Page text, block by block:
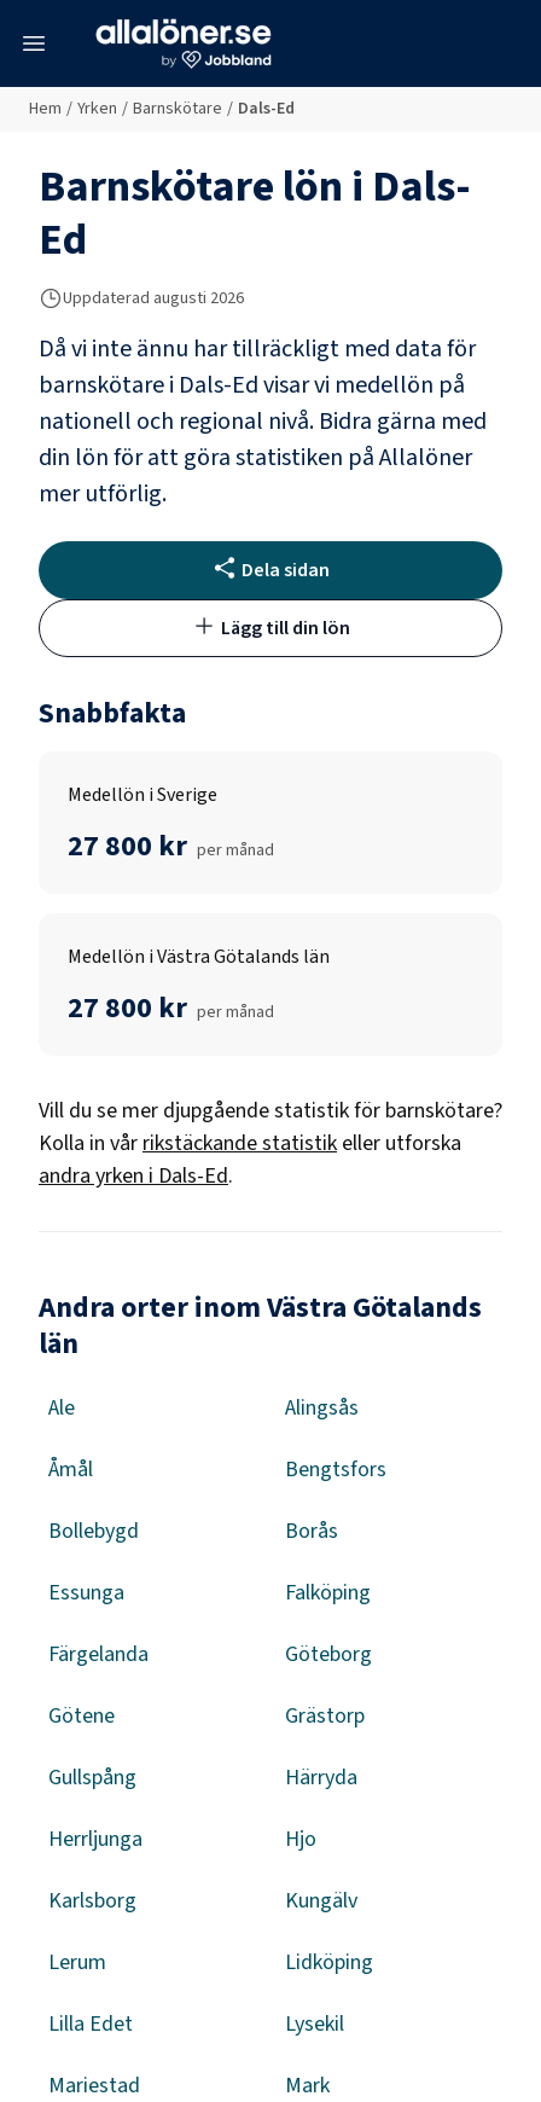
Hem / Yrken / Barnskötare / Dals-Ed
Barnskötarelön i Dals-
Ed
Uppdaterad augusti 2026
Då vi inte ännu har tillräckligt med data för
barnskötarei Dals-Edvisar vi medellön på
nationell och regional nivå. Bidra gärna med
din lön för att göra statistiken på Allalöner
mer utförlig.
Dela sidan
Lägg till din lön
Snabbfakta
Medellön i Sverige
27 800 kr per månad
Medellön i Västra Götalands län
27 800 kr per månad
Vill du se mer djupgående statistik för barnskötare?
Kolla in vår rikstäckande statistik eller utforska
andra yrken i Dals-Ed.
Andra orter inom Västra Götalands
län
Ale Alingsås
Åmål Bengtsfors
Bollebygd Borås
Essunga Falköping
Färgelanda Göteborg
Götene Grästorp
Gullspång Härryda
Herrljunga Hjo
Karlsborg Kungälv
Lerum Lidköping
Lilla Edet Lysekil
Mariestad Mark